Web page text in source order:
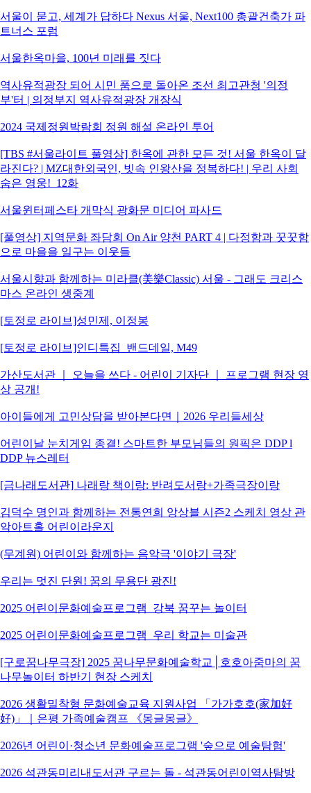
서울이 묻고, 세계가 답하다 Nexus 서울, Next100 총괄건축가 파
트너스 포럼
서울한옥마을, 100년 미래를 짓다
역사유적광장 되어 시민 품으로 돌아온 조선 최고관청 '의정
부'터 | 의정부지 역사유적광장 개장식
2024 국제정원박람회 정원 해설 온라인 투어
[TBS #서울라이트 풀영상] 한옥에 관한 모든 것! 서울 한옥이 달
라진다? | MZ대한외국인, 빗속 인왕산을 정복하다! | 우리 사회
숨은 영웅!_12화
서울윈터페스타 개막식 광화문 미디어 파사드
[풀영상] 지역문화 좌담회 On Air 양천 PART 4 | 다정함과 꿋꿋함
으로 마을을 일구는 이웃들
서울시향과 함께하는 미라클(美樂Classic) 서울 - 그래도 크리스
마스 온라인 생중계
[토정로 라이브]성민제, 이정봉
[토정로 라이브]인디특집_밴드데일, M49
가산도서관 ｜ 오늘을 쓰다 - 어린이 기자단 ｜ 프로그램 현장 영
상 공개!
아이들에게 고민상담을 받아본다면｜2026 우리들세상
어린이날 눈치게임 종결! 스마트한 부모님들의 원픽은 DDP l
DDP 뉴스레터
[금나래도서관] 나래랑 책이랑: 반려도서랑+가족극장이랑
김덕수 명인과 함께하는 전통연희 앙상블 시즌2 스케치 영상 관
악아트홀 어린이라운지
(무계원) 어린이와 함께하는 음악극 '이야기 극장'
우리는 멋진 단원! 꿈의 무용단 광진!
2025 어린이문화예술프로그램_강북 꿈꾸는 놀이터
2025 어린이문화예술프로그램_우리 학교는 미술관
[구로꿈나무극장] 2025 꿈나무문화예술학교│호호아줌마의 꿈
나무놀이터 하반기 현장 스케치
2026 생활밀착형 문화예술교육 지원사업 「가가호호(家加好
好)」｜은평 가족예술캠프 《몽글몽글》
2026년 어린이·청소년 문화예술프로그램 '숲으로 예술탐험'
2026 석관동미리내도서관 구르는 돌 - 석관동어린이역사탐방